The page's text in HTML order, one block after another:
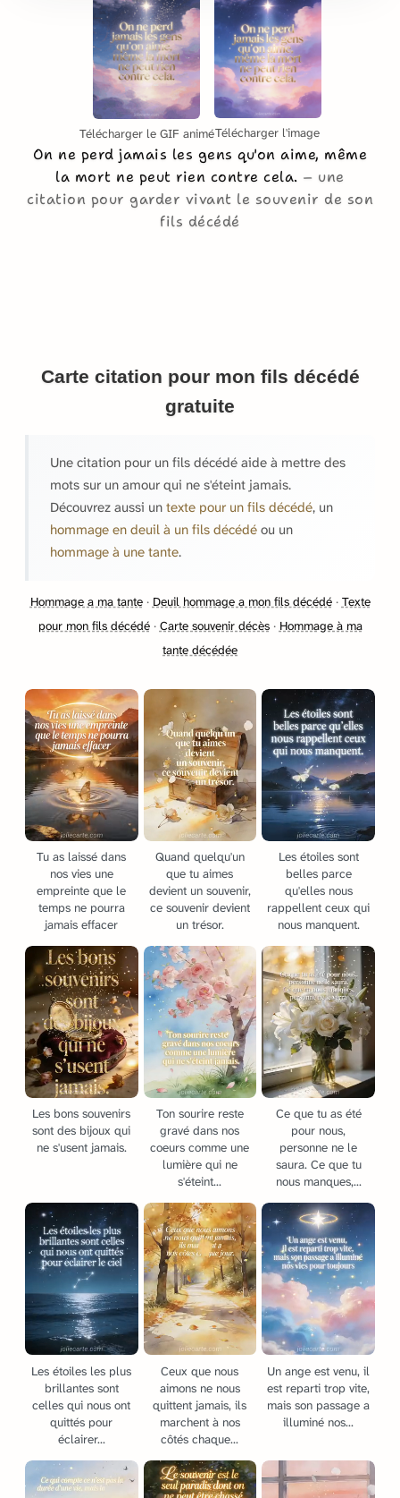
Télécharger le GIF animéTélécharger l'image
On ne perd jamais les gens qu'on aime, même
la mort ne peut rien contre cela.
une
citation pour garder vivant le souvenir de son
fils décédé
Carte citation pour mon fils décédé
gratuite
Une citation pour un fils décédé aide à mettre des
mots sur un amour qui ne s'éteint jamais.
Découvrez aussi un texte pour un fils décédé, un
hommage en deuil à un fils décédé ou un
hommage à une tante.
Hommage a ma tante· Deuil hommage a mon fils décédé· Texte
pour mon fils décédé· Carte souvenir décès· Hommage à ma
tante décédée
Tu as laissé dans
nos vies une
empreinte que le
temps ne pourra
jamais effacer
Quand quelqu'un
que tu aimes
devient un souvenir,
ce souvenir devient
un trésor.
Les étoiles sont
belles parce
qu'elles nous
rappellent ceux qui
nous manquent.
Les bons souvenirs
sont des bijoux qui
ne s'usent jamais.
Ton sourire reste
gravé dans nos
coeurs comme une
lumière qui ne
s'éteint...
Ce que tu as été
pour nous,
personne ne le
saura. Ce que tu
nous manques,...
Les étoiles les plus
brillantes sont
celles qui nous ont
quittés pour
éclairer...
Ceux que nous
aimons ne nous
quittent jamais, ils
marchent à nos
côtés chaque...
Un ange est venu, il
est reparti trop vite,
mais son passage a
illuminé nos...